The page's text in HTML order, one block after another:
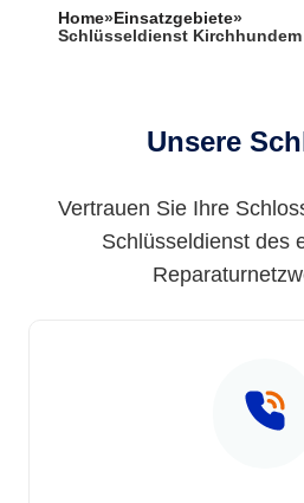
Home» Einsatzgebiete»
Schlüsseldienst
Unsere
Vertrauen Sie Ihre
Schlüsseldienst des